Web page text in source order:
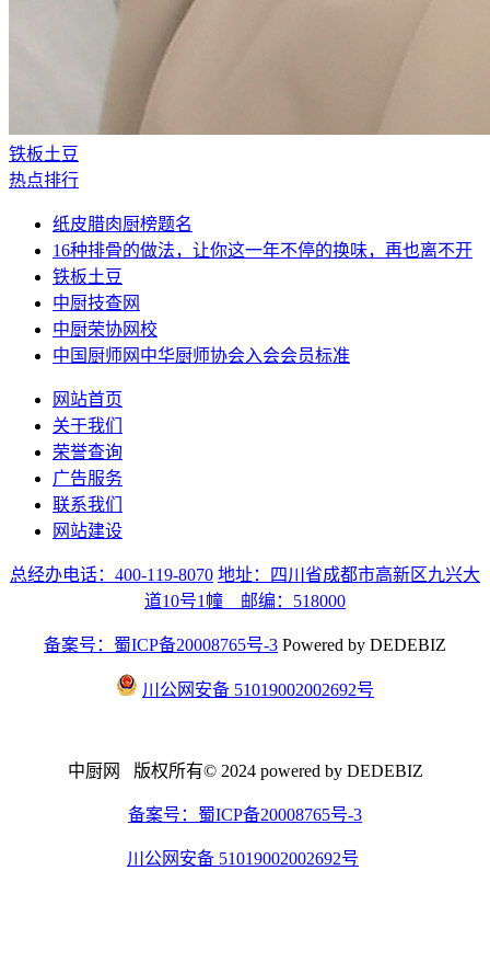
铁板土豆
热点排行
纸皮腊肉厨榜题名
16种排骨的做法，让你这一年不停的换味，再也离不开
铁板土豆
中厨技查网
中厨荣协网校
中国厨师网中华厨师协会入会会员标准
网站首页
关于我们
荣誉查询
广告服务
联系我们
网站建设
总经办电话：400-119-8070 地址：四川省成都市高新区九兴大
道10号1幢 邮编：518000
备案号：蜀ICP备20008765号-3 Powered by DEDEBIZ
川公网安备 51019002002692号
中厨网 版权所有© 2024 powered by DEDEBIZ
备案号：蜀ICP备20008765号-3
川公网安备 51019002002692号